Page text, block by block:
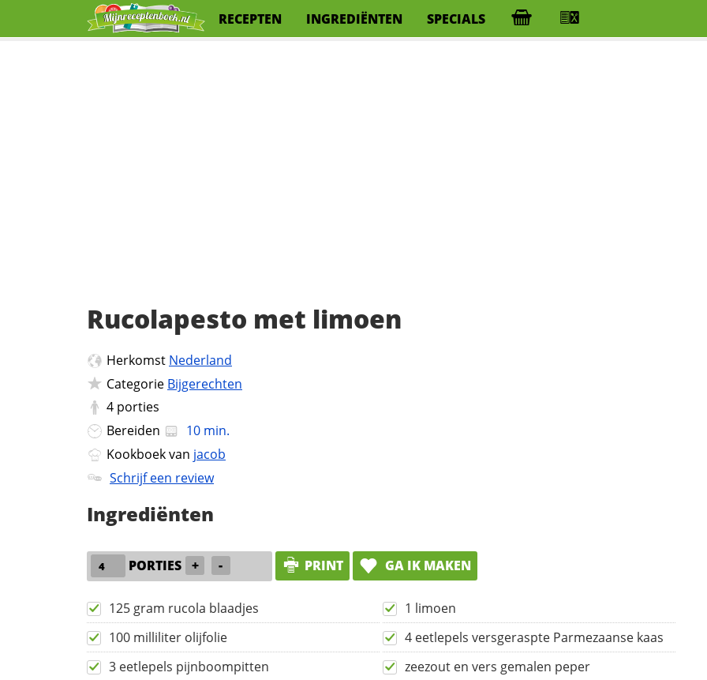
RECEPTEN INGREDIËNTEN SPECIALS
Rucolapesto met limoen
Herkomst Nederland
Categorie Bijgerechten
4 porties
Bereiden
10 min.
Kookboek van jacob
Schrijf een review
Ingrediënten
PORTIES + - PRINT GA IK MAKEN
125 gram rucola blaadjes
1 limoen
100 milliliter olijfolie
4 eetlepels versgeraspte Parmezaanse kaas
3 eetlepels pijnboompitten
zeezout en vers gemalen peper